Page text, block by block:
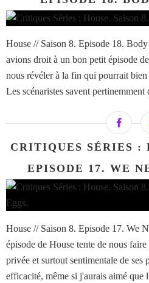
House // Saison 8. Episode 18.
avions droit à un bon petit épisode
nous révéler à la fin qui pourrait
Les scénaristes savent pertinemment
CRITIQUES SÉRIES :
EPISODE 17. WE
House // Saison 8. Episode 17. We
épisode de House tente de nous
privée et surtout sentimentale de ses
efficacité, même si j'aurais aimé que